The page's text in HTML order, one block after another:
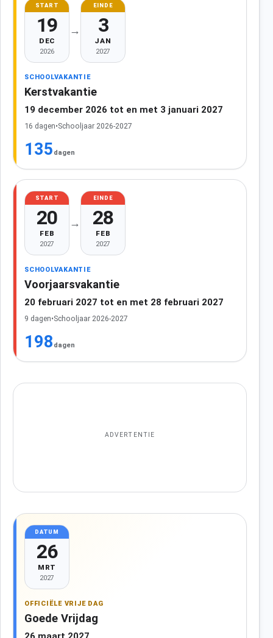
START
19
DEC
2026
→
EINDE
3
JAN
2027
SCHOOLVAKANTIE
Kerstvakantie
19 december 2026 tot en met 3 januari 2027
16 dagen•Schooljaar 2026-2027
135 dagen
START
20
FEB
2027
→
EINDE
28
FEB
2027
SCHOOLVAKANTIE
Voorjaarsvakantie
20 februari 2027 tot en met 28 februari 2027
9 dagen•Schooljaar 2026-2027
198 dagen
ADVERTENTIE
DATUM
26
MRT
2027
OFFICIËLE VRIJE DAG
Goede Vrijdag